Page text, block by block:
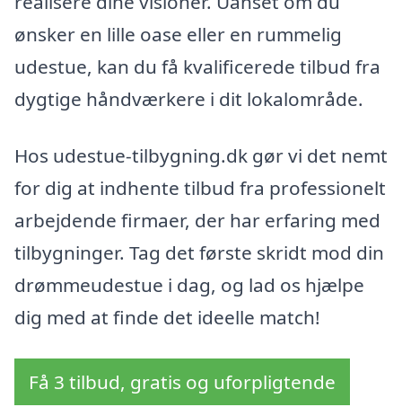
ønsker en lille oase eller en rummelig
udestue, kan du få kvalificerede tilbud fra
dygtige håndværkere i dit lokalområde.
Hos udestue-tilbygning.dk gør vi det nemt
for dig at indhente tilbud fra professionelt
arbejdende firmaer, der har erfaring med
tilbygninger. Tag det første skridt mod din
drømmeudestue i dag, og lad os hjælpe
dig med at finde det ideelle match!
Få 3 tilbud, gratis og uforpligtende